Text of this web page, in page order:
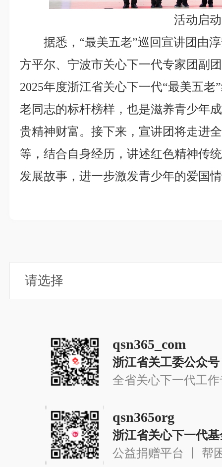
活动启动
据悉，“最美五老”巡回宣讲团由
方平尔、宁波市关心下一代专家团副
2025年度浙江省关心下一代“最美五老
老同志的标杆榜样，也是滋养青少年
贵精神财富。接下来，宣讲团将走进
等，结合自身经历，讲述红色精神传
发展故事，进一步激发青少年的爱国
qsn365_com
浙江省关工委公众号
全省关心下一代工
qsn365org
浙江省关心下一代
公益捐赠平台 丨 帮